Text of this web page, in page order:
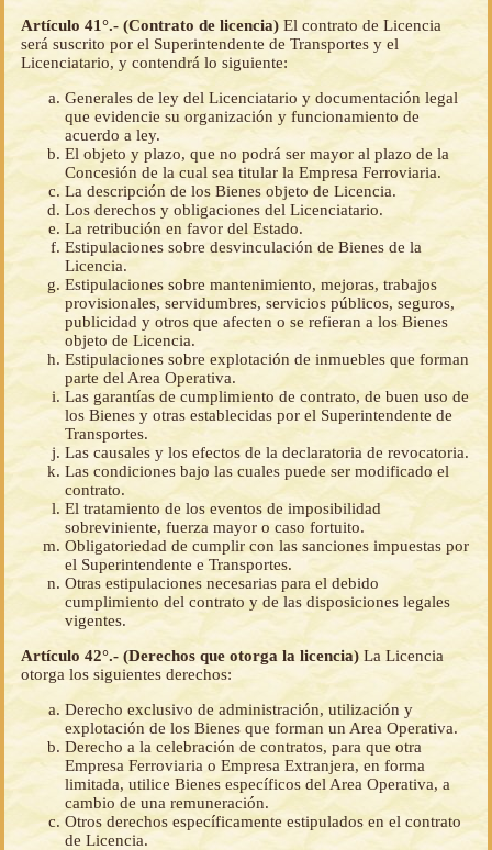
Artículo 41°.- (Contrato de licencia) El contrato de Licencia
será suscrito por el Superintendente de Transportes y el
Licenciatario, y contendrá lo siguiente:
Generales de ley del Licenciatario y documentación legal
que evidencie su organización y funcionamiento de
acuerdo a ley.
El objeto y plazo, que no podrá ser mayor al plazo de la
Concesión de la cual sea titular la Empresa Ferroviaria.
La descripción de los Bienes objeto de Licencia.
Los derechos y obligaciones del Licenciatario.
La retribución en favor del Estado.
Estipulaciones sobre desvinculación de Bienes de la
Licencia.
Estipulaciones sobre mantenimiento, mejoras, trabajos
provisionales, servidumbres, servicios públicos, seguros,
publicidad y otros que afecten o se refieran a los Bienes
objeto de Licencia.
Estipulaciones sobre explotación de inmuebles que forman
parte del Area Operativa.
Las garantías de cumplimiento de contrato, de buen uso de
los Bienes y otras establecidas por el Superintendente de
Transportes.
Las causales y los efectos de la declaratoria de revocatoria.
Las condiciones bajo las cuales puede ser modificado el
contrato.
El tratamiento de los eventos de imposibilidad
sobreviniente, fuerza mayor o caso fortuito.
Obligatoriedad de cumplir con las sanciones impuestas por
el Superintendente e Transportes.
Otras estipulaciones necesarias para el debido
cumplimiento del contrato y de las disposiciones legales
vigentes.
Artículo 42°.- (Derechos que otorga la licencia) La Licencia
otorga los siguientes derechos:
Derecho exclusivo de administración, utilización y
explotación de los Bienes que forman un Area Operativa.
Derecho a la celebración de contratos, para que otra
Empresa Ferroviaria o Empresa Extranjera, en forma
limitada, utilice Bienes específicos del Area Operativa, a
cambio de una remuneración.
Otros derechos específicamente estipulados en el contrato
de Licencia.